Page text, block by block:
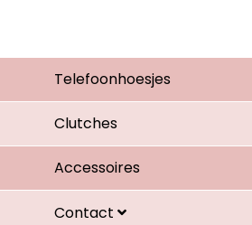
Telefoonhoesjes
Clutches
Accessoires
Contact